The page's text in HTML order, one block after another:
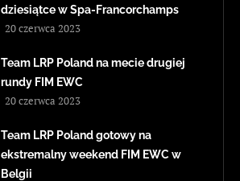
dziesiątce w Spa-Francorchamps
20 czerwca 2023
Team LRP Poland na mecie drugiej
rundy FIM EWC
20 czerwca 2023
Team LRP Poland gotowy na
ekstremalny weekend FIM EWC w
Belgii